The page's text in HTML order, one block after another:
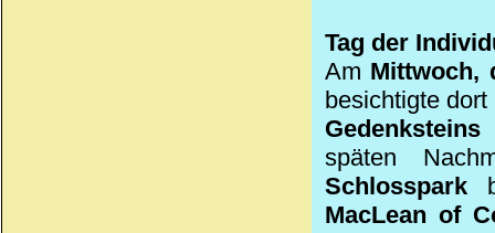
Tag der
Am Mittwoch,
besichtigte
Gedenksteins
späten
Schlosspark
MacLean of